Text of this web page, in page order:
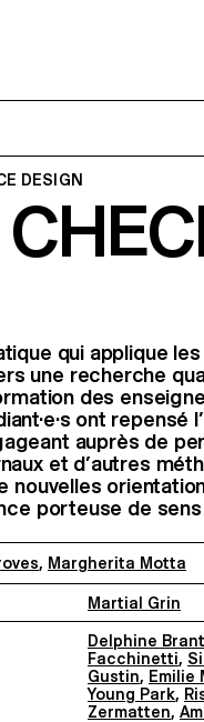
DESIGN
qui applique
une recherche
des
ont repensé
auprès de
et d’autres
nouvelles
porteuse de
, Margherita Motta
Martial Grin
Delphine
Facchinetti,
Gustin, Emilie
Young Park,
Zermatten,